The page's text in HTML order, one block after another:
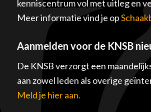
kenniscentrum vol met uitleg en
Meer informatie vind je op
Aanmelden voor de KNSB
De KNSB verzorgt een
aan zowel leden als overige
Meld je hier aan.